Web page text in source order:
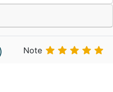
Note     